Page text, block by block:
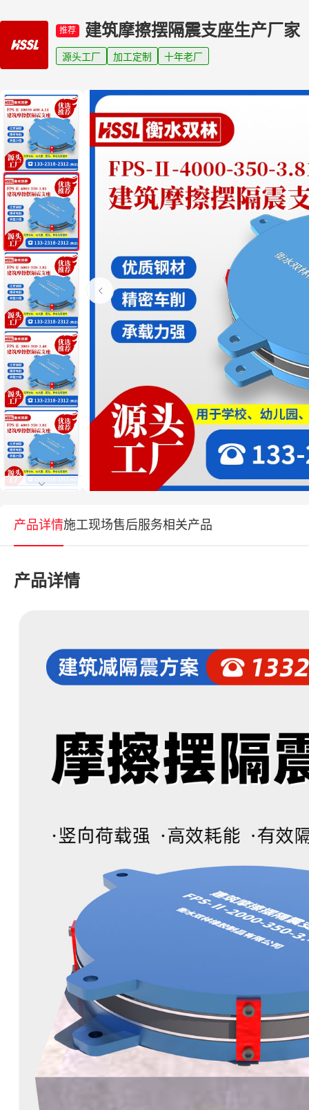
推荐 建筑摩擦摆隔震支座生产厂家
源头工厂 加工定制 十年老厂
产品详情施工现场售后服务相关产品
产品详情